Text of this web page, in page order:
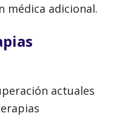
médica adicional.
actuales